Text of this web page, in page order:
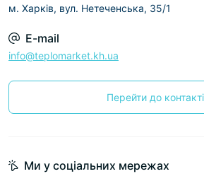
м. Харків, вул. Нетеченська, 35/1
E-mail
info@teplomarket.kh.ua
Перейти до
Ми у соціальних мережах